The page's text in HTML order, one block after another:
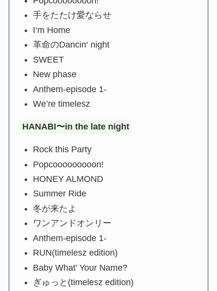
手をたたけ愛ならせ
I‘m Home
革命のDancin‘ night
SWEET
New phase
Anthem-episode 1-
We’re timelesz
HANABI〜in the late night
Rock this Party
Popcooooooooon!
HONEY ALMOND
Summer Ride
冬が来たよ
ワンアンドオンリー
Anthem-episode 1-
RUN(timelesz edition)
Baby What’ Your Name?
ぎゅっと(timelesz edition)